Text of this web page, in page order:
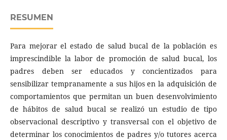
RESUMEN
Para mejorar el estado de salud bucal de la población es
imprescindible la labor de promoción de salud bucal, los
padres deben ser educados y concientizados para
sensibilizar tempranamente a sus hijos en la adquisición de
comportamientos que permitan un buen desenvolvimiento
de hábitos de salud bucal se realizó un estudio de tipo
observacional descriptivo y transversal con el objetivo de
determinar los conocimientos de padres y/o tutores acerca